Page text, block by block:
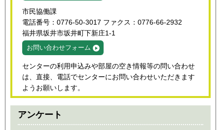
市民協働課
電話番号：0776-50-3017 ファクス：0776-66-2932
福井県坂井市坂井町下新庄1-1
お問い合わせフォーム
センターの利用申込みや部屋の空き情報等の問い合わせ
は、直接、電話でセンターにお問い合わせいただきます
ようお願いします。
アンケート